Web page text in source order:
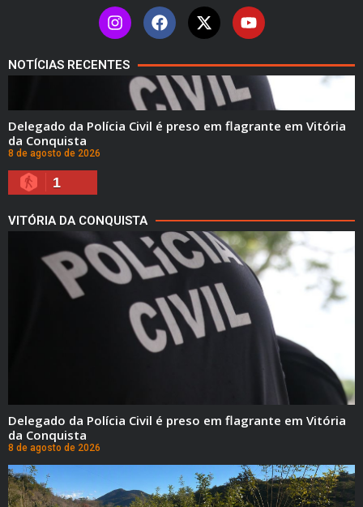
NOTÍCIAS RECENTES
Delegado da Polícia Civil é preso em flagrante em Vitória
da Conquista
8 de agosto de 2026
1
VITÓRIA DA CONQUISTA
Delegado da Polícia Civil é preso em flagrante em Vitória
da Conquista
8 de agosto de 2026